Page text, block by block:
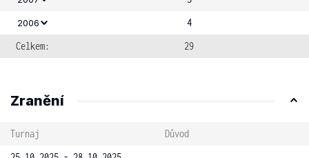
2006
4
Celkem:
29
Zranění
Turnaj
Důvod